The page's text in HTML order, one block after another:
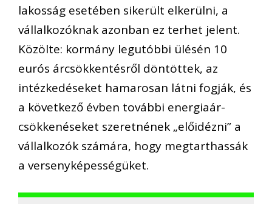
lakosság esetében sikerült elkerülni, a
vállalkozóknak azonban ez terhet jelent.
Közölte: kormány legutóbbi ülésén 10
eurós árcsökkentésről döntöttek, az
intézkedéseket hamarosan látni fogják, és
a következő évben további energiaár-
csökkenéseket szeretnének „előidézni” a
vállalkozók számára, hogy megtarthassák
a versenyképességüket.